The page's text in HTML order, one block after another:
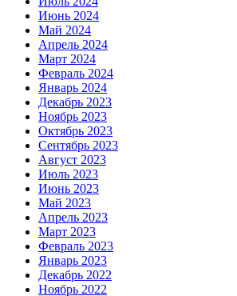
Июнь 2024
Май 2024
Апрель 2024
Март 2024
Февраль 2024
Январь 2024
Декабрь 2023
Ноябрь 2023
Октябрь 2023
Сентябрь 2023
Август 2023
Июль 2023
Июнь 2023
Май 2023
Апрель 2023
Март 2023
Февраль 2023
Январь 2023
Декабрь 2022
Ноябрь 2022